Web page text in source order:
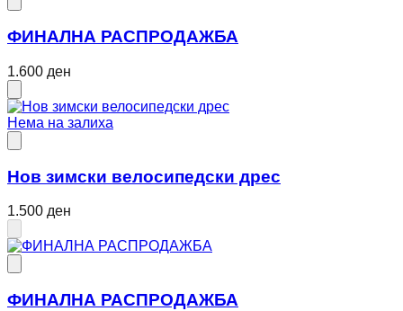
ФИНАЛНА РАСПРОДАЖБА
1.600 ден
Нема на залиха
Нов зимски велосипедски дрес
1.500 ден
ФИНАЛНА РАСПРОДАЖБА